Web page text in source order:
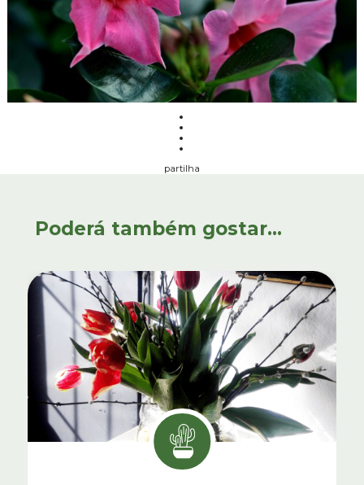
partilha
Poderá também gostar...